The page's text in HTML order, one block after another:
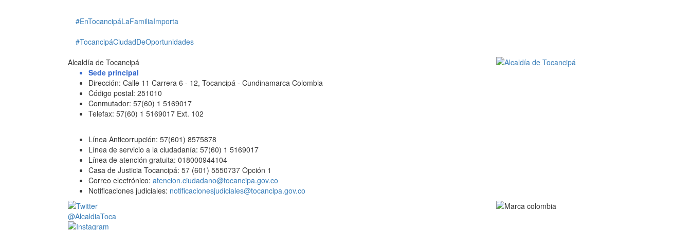
#EnTocancipáLaFamiliaImporta
#TocancipáCiudadDeOportunidades
Alcaldía de Tocancipá
Sede principal
Dirección: Calle 11 Carrera 6 - 12, Tocancipá - Cundinamarca Colombia
Código postal: 251010
Conmutador: 57(60) 1 5169017
Telefax: 57(60) 1 5169017 Ext. 102
Línea Anticorrupción: 57(601) 8575878
Línea de servicio a la ciudadanía: 57(60) 1 5169017
Línea de atención gratuita: 018000944104
Casa de Justicia Tocancipá: 57 (601) 5550737 Opción 1
Correo electrónico: atencion.ciudadano@tocancipa.gov.co
Notificaciones judiciales: notificacionesjudiciales@tocancipa.gov.co
@AlcaldiaToca